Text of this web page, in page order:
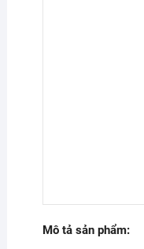
Mô tả sản phẩm: